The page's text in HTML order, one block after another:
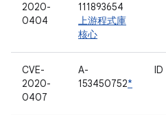
2020-
0404
111893654
上游程式庫
核心
CVE-
2020-
0407
A-
153450752*
ID